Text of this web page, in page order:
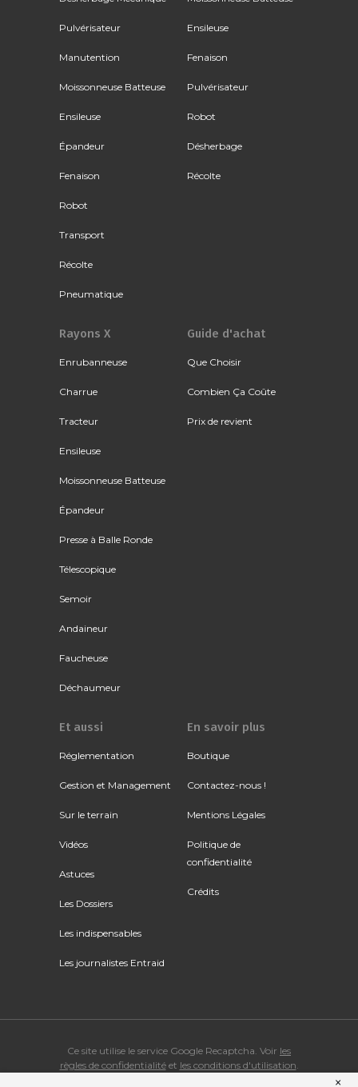
Pulvérisateur
Manutention
Moissonneuse Batteuse
Ensileuse
Épandeur
Fenaison
Robot
Transport
Récolte
Pneumatique
Ensileuse
Fenaison
Pulvérisateur
Robot
Désherbage
Récolte
Rayons X
Enrubanneuse
Charrue
Tracteur
Ensileuse
Moissonneuse Batteuse
Épandeur
Presse à Balle Ronde
Télescopique
Semoir
Andaineur
Faucheuse
Déchaumeur
Guide d'achat
Que Choisir
Combien Ça Coûte
Prix de revient
Et aussi
Réglementation
Gestion et Management
Sur le terrain
Vidéos
Astuces
Les Dossiers
Les indispensables
Les journalistes Entraid
En savoir plus
Boutique
Contactez-nous !
Mentions Légales
Politique de
confidentialité
Crédits
Ce site utilise le service Google Recaptcha. Voir les
règles de confidentialitéet les conditions d'utilisation.
×